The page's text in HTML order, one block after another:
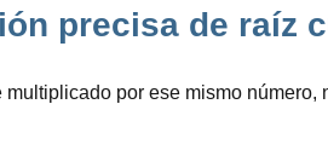
precisa de raíz
por ese mismo número,